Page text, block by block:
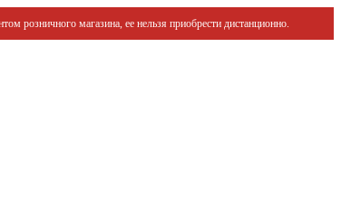
розничного магазина, ее нельзя приобрести дистанционно.